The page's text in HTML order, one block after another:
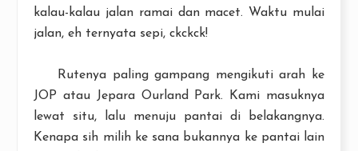
kalau-kalau jalan ramai dan macet. Waktu mulai
jalan, eh ternyata sepi, ckckck!
Rutenya paling gampang mengikuti arah ke
JOP atau Jepara Ourland Park. Kami masuknya
lewat situ, lalu menuju pantai di belakangnya.
Kenapa sih milih ke sana bukannya ke pantai lain